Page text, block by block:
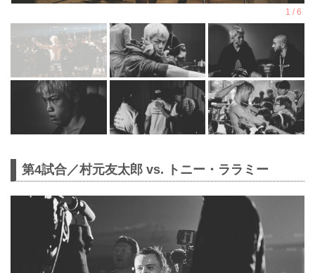
第4試合／村元友太郎 vs. トニー・ララミー